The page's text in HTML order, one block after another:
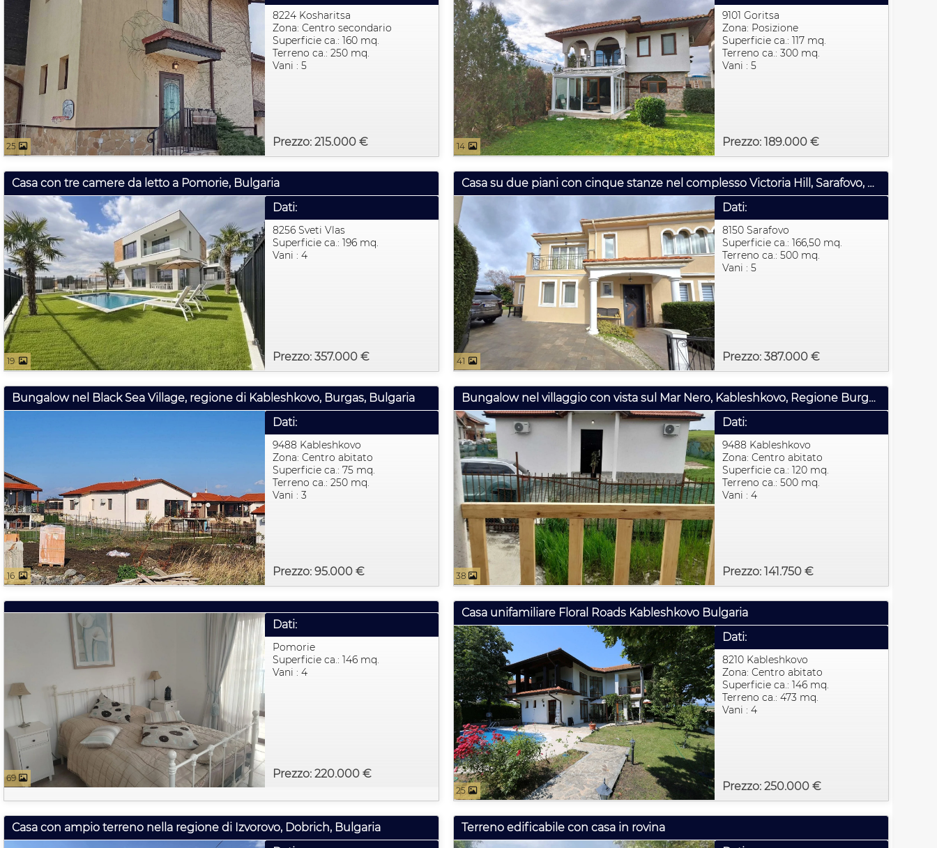
25
8224 Kosharitsa
Zona: Centro secondario
Prezzo: 215.000 €
Superficie ca.: 160 mq.
Terreno ca.: 250 mq.
Vani : 5
14
9101 Goritsa
Zona: Posizione
Prezzo: 189.000 €
Superficie ca.: 117 mq.
Terreno ca.: 300 mq.
Vani : 5
Casa con tre camere da letto a Pomorie, Bulgaria
19
Dati:
8256 Sveti Vlas
Prezzo: 357.000 €
Superficie ca.: 196 mq.
Vani : 4
Casa su due piani con cinque stanze nel complesso Victoria Hill, Sarafovo, Bulgaria
41
Dati:
8150 Sarafovo
Prezzo: 387.000 €
Superficie ca.: 166,50 mq.
Terreno ca.: 500 mq.
Vani : 5
Bungalow nel Black Sea Village, regione di Kableshkovo, Burgas, Bulgaria
16
Dati:
9488 Kableshkovo
Zona: Centro abitato
Prezzo: 95.000 €
Superficie ca.: 75 mq.
Terreno ca.: 250 mq.
Vani : 3
Bungalow nel villaggio con vista sul Mar Nero, Kableshkovo, Regione Burgas, Bulgaria
38
Dati:
9488 Kableshkovo
Zona: Centro abitato
Prezzo: 141.750 €
Superficie ca.: 120 mq.
Terreno ca.: 500 mq.
Vani : 4
69
Dati:
Pomorie
Prezzo: 220.000 €
Superficie ca.: 146 mq.
Vani : 4
Casa unifamiliare Floral Roads Kableshkovo Bulgaria
25
Dati:
8210 Kableshkovo
Zona: Centro abitato
Prezzo: 250.000 €
Superficie ca.: 146 mq.
Terreno ca.: 473 mq.
Vani : 4
Casa con ampio terreno nella regione di Izvorovo, Dobrich, Bulgaria
Terreno edificabile con casa in rovina